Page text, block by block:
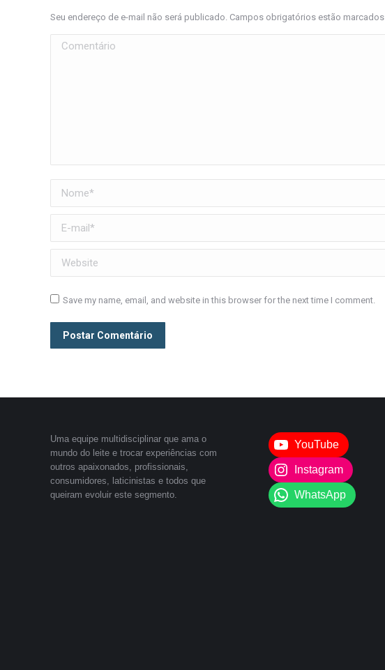
Seu endereço de e-mail não será publicado. Campos obrigatórios estão marcados
Comentário
Nome *
E-mail *
Website
Save my name, email, and website in this browser for the next time I comment.
Postar Comentário
Uma equipe multidisciplinar que ama o
mundo do leite e trocar experiências com
outros apaixonados, profissionais,
consumidores, laticinistas e todos que
queiram evoluir este segmento.
YouTube
Instagram
WhatsApp